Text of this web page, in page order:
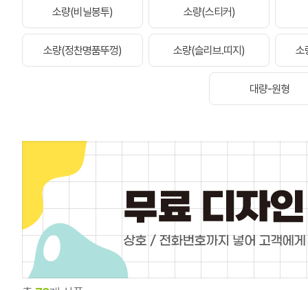
소량(비닐봉투) 소량(스티커)
소량(정찬명품뚜껑) 소량(슬리브.띠지) 소
대량-원형